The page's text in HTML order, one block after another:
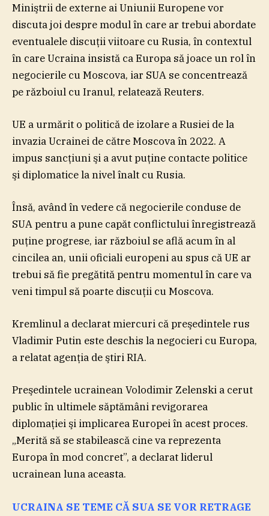
Miniştrii de externe ai Uniunii Europene vor
discuta joi despre modul în care ar trebui abordate
eventualele discuţii viitoare cu Rusia, în contextul
în care Ucraina insistă ca Europa să joace un rol în
negocierile cu Moscova, iar SUA se concentrează
pe războiul cu Iranul, relatează Reuters.
UE a urmărit o politică de izolare a Rusiei de la
invazia Ucrainei de către Moscova în 2022. A
impus sancţiuni şi a avut puţine contacte politice
şi diplomatice la nivel înalt cu Rusia.
Însă, având în vedere că negocierile conduse de
SUA pentru a pune capăt conflictului înregistrează
puţine progrese, iar războiul se află acum în al
cincilea an, unii oficiali europeni au spus că UE ar
trebui să fie pregătită pentru momentul în care va
veni timpul să poarte discuţii cu Moscova.
Kremlinul a declarat miercuri că preşedintele rus
Vladimir Putin este deschis la negocieri cu Europa,
a relatat agenţia de ştiri RIA.
Preşedintele ucrainean Volodimir Zelenski a cerut
public în ultimele săptămâni revigorarea
diplomaţiei şi implicarea Europei în acest proces.
„Merită să se stabilească cine va reprezenta
Europa în mod concret”, a declarat liderul
ucrainean luna aceasta.
UCRAINA SE TEME CĂ SUA SE VOR RETRAGE